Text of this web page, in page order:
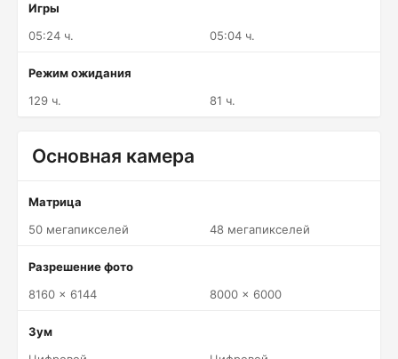
Игры
05:24 ч.
05:04 ч.
Режим ожидания
129 ч.
81 ч.
Основная камера
Матрица
50 мегапикселей
48 мегапикселей
Разрешение фото
8160 x 6144
8000 x 6000
Зум